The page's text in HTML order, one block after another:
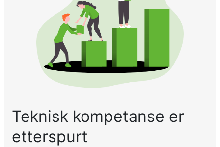
Teknisk kompetanse er
etterspurt